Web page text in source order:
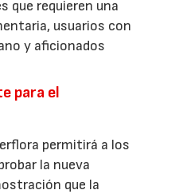
que requieren una
usuarios con
y aficionados
para el
permitirá a los
la nueva
que la